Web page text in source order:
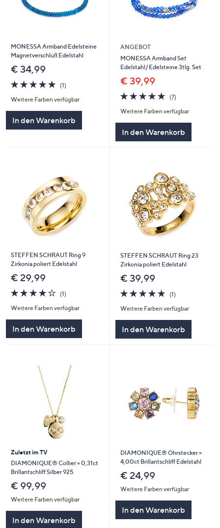
MONESSA Armband Edelsteine
Magnetverschluß Edelstahl
€ 34,99
5.0
von
5
(1)1
Weitere Farben verfügbar
In den Warenkorb
ANGEBOT
MONESSA Armband Set
Edelstahl/ Edelsteine 3tlg. Set
€ 39,99
4.9
von
5
(7)7
Weitere Farben verfügbar
In den Warenkorb
STEFFEN SCHRAUT Ring 9
Zirkonia poliert Edelstahl
€ 29,99
4.0
von
5
(1)1
Weitere Farben verfügbar
In den Warenkorb
STEFFEN SCHRAUT Ring 23
Zirkonia poliert Edelstahl
€ 39,99
5.0
von
5
(1)1
Weitere Farben verfügbar
In den Warenkorb
Zuletzt im TV
DIAMONIQUE® Collier = 0,31ct
Brillantschliff Silber 925
€ 99,99
Weitere Farben verfügbar
In den Warenkorb
DIAMONIQUE® Ohrstecker =
4,00ct Brillantschliff Edelstahl
€ 24,99
Weitere Farben verfügbar
In den Warenkorb